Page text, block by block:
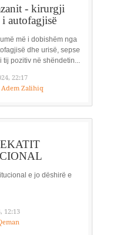
- kirurgji
autofagjisë
më i dobishëm nga
dhe urisë, sepse
tij pozitiv në shëndetin...
22:17
Adem Zalihiq
e jo dëshirë e
12:13